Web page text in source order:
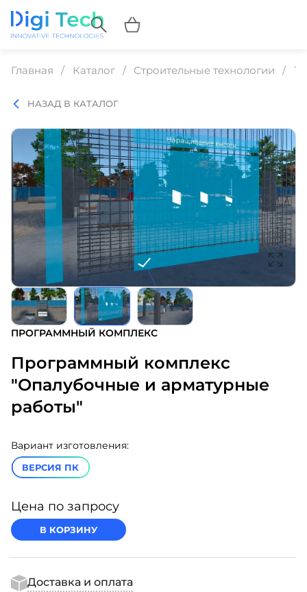
Главная Каталог Строительные технологии
НАЗАД В КАТАЛОГ
ПРОГРАММНЫЙ КОМПЛЕКС
Программный комплекс
"Опалубочные и арматурные
работы"
Вариант изготовления:
ВЕРСИЯ ПК
Цена по запросу
В КОРЗИНУ
Доставка и оплата